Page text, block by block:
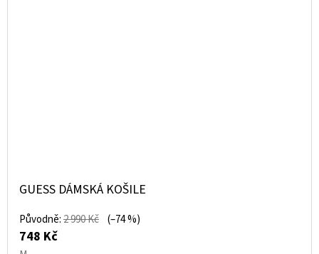
GUESS DÁMSKÁ KOŠILE
Původně:2 990 Kč (–74 %)
748 Kč